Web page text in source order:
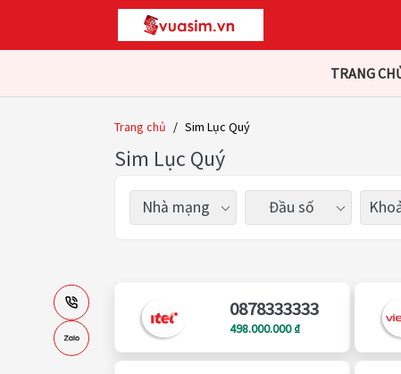
TRANG
Trang chủ / Sim Lục Quý
Sim Lục Quý
Nhà mạng Đầu số
0878333333
498.000.000 ₫